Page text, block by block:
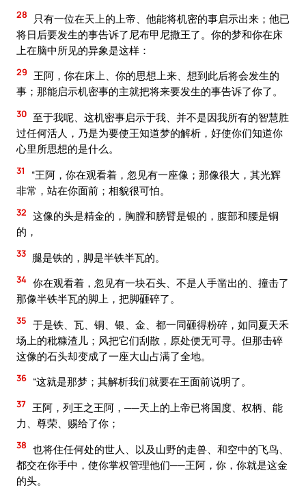
28
只有一位在天上的上帝、他能将机密的事启示出来；他已
将日后要发生的事告诉了尼布甲尼撒王了。你的梦和你在床
上在脑中所见的异象是这样：
29 王阿，你在床上、你的思想上来、想到此后将会发生的
事；那能启示机密事的主就把将来要发生的事告诉了你了。
30 至于我呢、这机密事启示于我、并不是因我所有的智慧胜
过任何活人，乃是为要使王知道梦的解析，好使你们知道你
心里所思想的是什么。
31
“王阿，你在观看着，忽见有一座像；那像很大，其光辉
非常，站在你面前；相貌很可怕。
32 这像的头是精金的，胸膛和膀臂是银的，腹部和腰是铜
的，
33 腿是铁的，脚是半铁半瓦的。
34 你在观看着，忽见有一块石头、不是人手凿出的、撞击了
那像半铁半瓦的脚上，把脚砸碎了。
35 于是铁、瓦、铜、银、金、都一同砸得粉碎，如同夏天禾
场上的秕糠渣儿；风把它们刮散，原处便无可寻。但那击碎
这像的石头却变成了一座大山占满了全地。
36 “这就是那梦；其解析我们就要在王面前说明了。
37 王阿，列王之王阿，──天上的上帝已将国度、权柄、能
力、尊荣、赐给了你；
38 也将住任何处的世人、以及山野的走兽、和空中的飞鸟、
都交在你手中，使你掌权管理他们──王阿，你，你就是这金
的头。